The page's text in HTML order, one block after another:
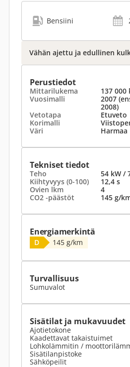
Bensiini
Vähän ajettu ja edullinen
Perustiedot
Mittarilukema 137 000
Vuosimalli
2007
2008)
Vetotapa
Etuveto
Korimalli
Väri
Harmaa
Tekniset tiedot
Teho 54 kW /
Kiihtyvyys (0-100)
12,4 s
Ovien lkm
4
CO2 -päästöt
145 g/
Energiamerkintä
D 145 g/km
Turvallisuus
Sumuvalot
Sisätilat ja mukavuudet
Ajotietokone
Kaadettavat takaistuimet
Lohkolämmitin /
Sisätilanpistoke
Sähköpeilit